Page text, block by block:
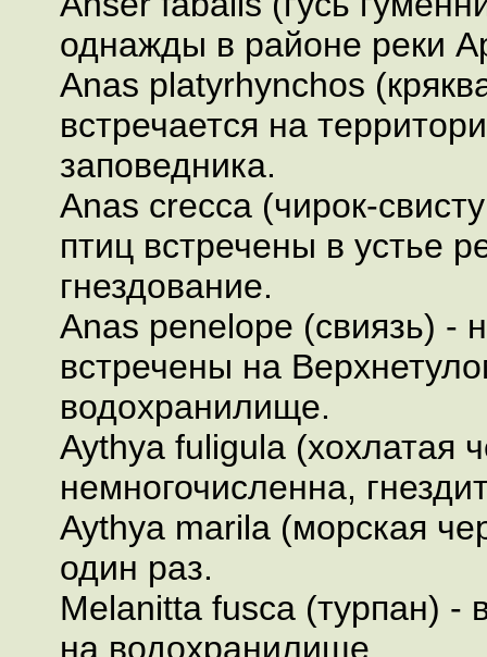
однажды в районе реки
Anas platyrhynchos
встречается на
заповедника.
Anas crecca (чирок-
птиц встречены в устье
гнездование.
Anas penelope (свиязь) -
встречены на
водохранилище.
Aythya fuligula (хохлатая
немногочисленна,
Aythya marila (морская
один раз.
Melanitta fusca (турпан) -
на водохранилище.